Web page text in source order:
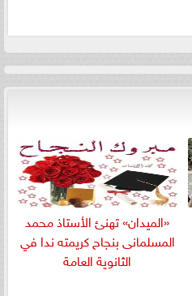
«الميدان» تهنئ الأستاذ محمد
المسلمانى بنجاح كريمته ندا في
الثانوية العامة